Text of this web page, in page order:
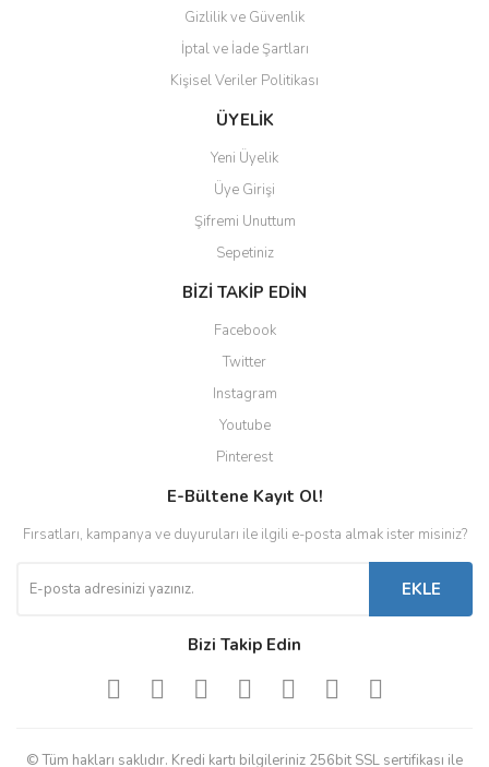
Gönder
Gizlilik ve Güvenlik
İptal ve İade Şartları
Kişisel Veriler Politikası
ÜYELİK
Yeni Üyelik
Üye Girişi
Şifremi Unuttum
Sepetiniz
BİZİ TAKİP EDİN
Facebook
Twitter
Instagram
Youtube
Pinterest
E-Bültene Kayıt Ol!
Fırsatları, kampanya ve duyuruları ile ilgili e-posta almak ister misiniz?
EKLE
Bizi Takip Edin
© Tüm hakları saklıdır. Kredi kartı bilgileriniz 256bit SSL sertifikası ile